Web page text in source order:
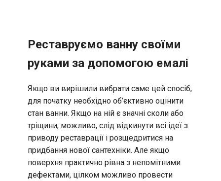
Реставруємо ванну своїми
руками за допомогою емалі
Якщо ви вирішили вибрати саме цей спосіб,
для початку необхідно об’єктивно оцінити
стан ванни. Якщо на ній є значні сколи або
тріщини, можливо, слід відкинути всі ідеї з
приводу реставрації і розщедритися на
придбання нової сантехніки. Але якщо
поверхня практично рівна з непомітними
дефектами, цілком можливо провести